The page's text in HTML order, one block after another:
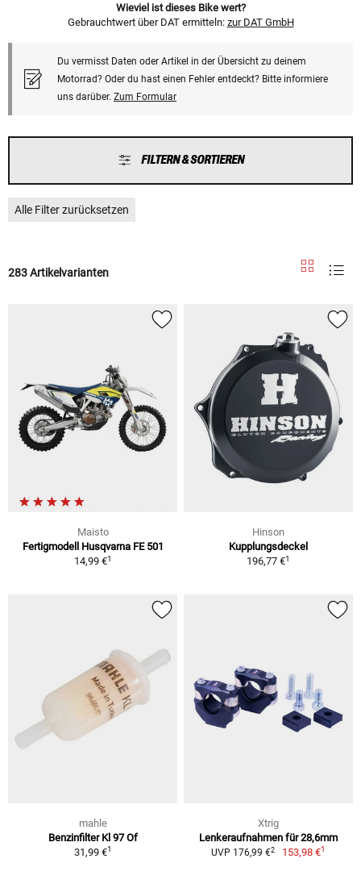
Wieviel ist dieses Bike wert?
Gebrauchtwert über DAT ermitteln: zur DAT GmbH
Du vermisst Daten oder Artikel in der Übersicht zu deinem
Motorrad? Oder du hast einen Fehler entdeckt? Bitte informiere
uns darüber. Zum Formular
FILTERN & SORTIEREN
Alle Filter zurücksetzen
283 Artikelvarianten
Maisto
Fertigmodell Husqvarna FE 501
14,99 €1
Hinson
Kupplungsdeckel
196,77 €1
mahle
Benzinfilter Kl 97 Of
31,99 €1
Xtrig
Lenkeraufnahmen für 28,6mm
UVP 176,99 €2 153,98 €1